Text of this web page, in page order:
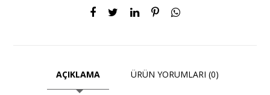
AÇIKLAMA ÜRÜN YORUMLARI (0)